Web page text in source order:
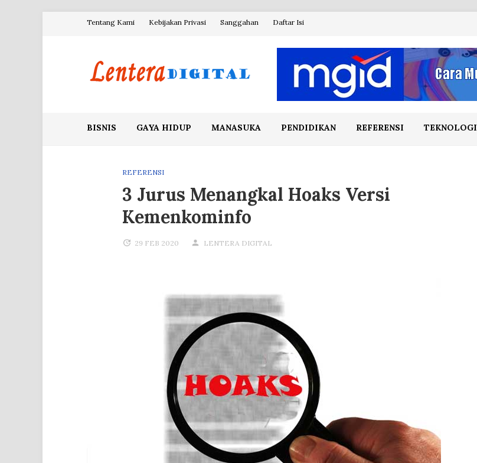
Tentang Kami Kebijakan Privasi Sanggahan Daftar Isi
BISNIS GAYA HIDUP MANASUKA PENDIDIKAN REFERENSI TEKNOLOGI
REFERENSI
3 Jurus Menangkal Hoaks Versi
Kemenkominfo
29 FEB 2020 LENTERA DIGITAL